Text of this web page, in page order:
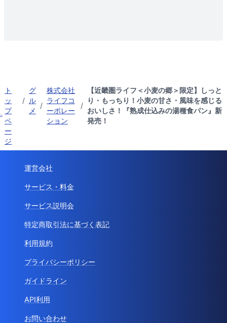
ト
ッ
プ
ペ
ー
ジ
/
グ
ル
メ
/
株式会社
ライフコ
ーポレー
ション
/
【近畿圏ライフ＜小麦の郷＞限定】しっと
り・もっちり！小麦の甘さ・風味を感じる
おいしさ！『熟成仕込みの湯種食パン』新
発売！
運営会社
サービス・料金
サービス説明会
特定商取引法に基づく表記
利用規約
プライバシーポリシー
ガイドライン
API利用
お問い合わせ